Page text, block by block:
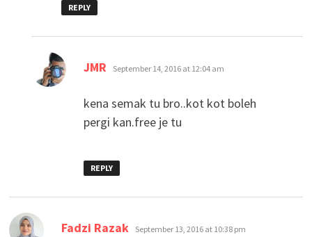
REPLY
JMR says:
September 14, 2016 at 12:04 am
kena semak tu bro..kot kot boleh
pergi kan.free je tu
REPLY
Fadzi Razak says:
September 13, 2016 at 10:38 pm